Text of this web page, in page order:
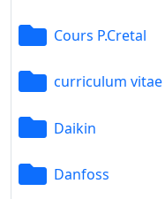
Cours P.Cretal
curriculum vitae
Daikin
Danfoss